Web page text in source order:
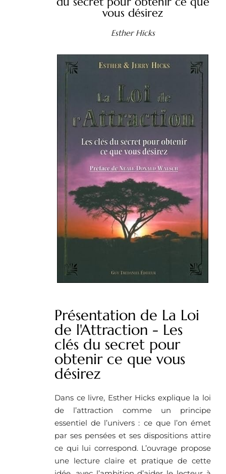
vous désirez
Esther Hicks
Présentation de La Loi
de l'Attraction - Les
clés du secret pour
obtenir ce que vous
désirez
Dans ce livre, Esther Hicks explique la loi
de l’attraction comme un principe
essentiel de l’univers : ce que l’on émet
par ses pensées et ses dispositions attire
ce qui lui correspond. L’ouvrage propose
une lecture claire et pratique de cette